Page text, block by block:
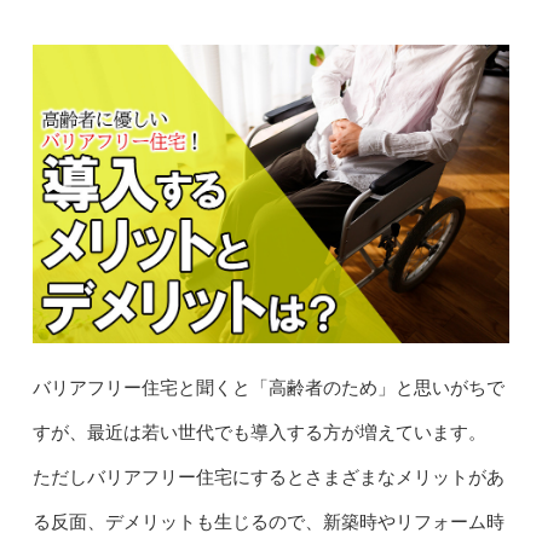
バリアフリー住宅と聞くと「高齢者のため」と思いがちで
すが、最近は若い世代でも導入する方が増えています。
ただしバリアフリー住宅にするとさまざまなメリットがあ
る反面、デメリットも生じるので、新築時やリフォーム時